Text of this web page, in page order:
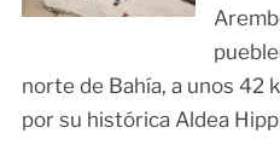
norte de Bahía, a unos 42
por su histórica Aldea